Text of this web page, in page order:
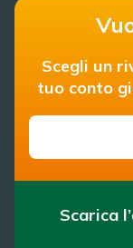
Scegli un
tuo conto
Scarica